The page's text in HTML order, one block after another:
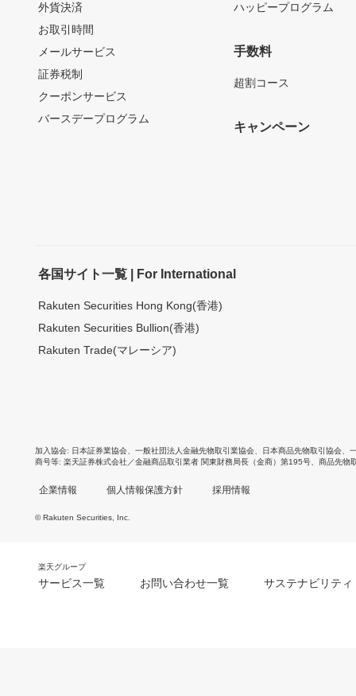
外貨決済
お取引時間
メールサービス
証券税制
クーポンサービス
バースデープログラム
ハッピープログラム
手数料
超割コース
キャンペーン
各国サイト一覧 | For International
Rakuten Securities Hong Kong(香港)
Rakuten Securities Bullion(香港)
Rakuten Trade(マレーシア)
加入協会 日本証券業協会 一般社団法人金融先物取引業協会 日本商品先物取引協会
商号等 楽天証券株式会社／金融商品取引業者 関東財務局長（金商）第195号、商品先物
企業情報 個人情報保護方針 採用情報
© Rakuten Securities, Inc.
楽天グループ
サービス一覧 お問い合わせ一覧 サステナビリティ